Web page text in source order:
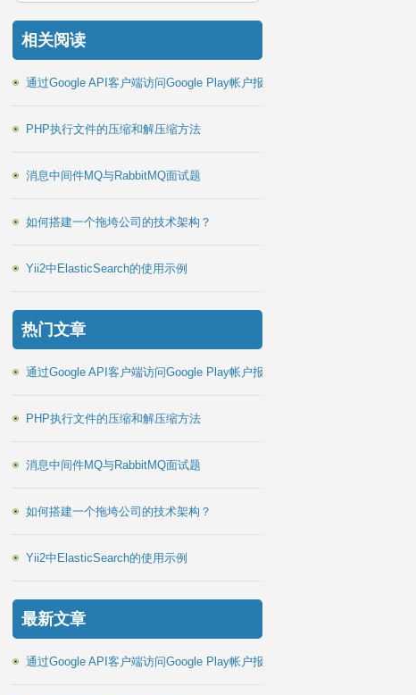
'status=1');
相关阅读
通过Google API客户端访问Google Play帐户报告PHP库
PHP执行文件的压缩和解压缩方法
消息中间件MQ与RabbitMQ面试题
如何搭建一个拖垮公司的技术架构？
Yii2中ElasticSearch的使用示例
热门文章
通过Google API客户端访问Google Play帐户报告PHP库
PHP执行文件的压缩和解压缩方法
消息中间件MQ与RabbitMQ面试题
如何搭建一个拖垮公司的技术架构？
Yii2中ElasticSearch的使用示例
最新文章
通过Google API客户端访问Google Play帐户报告PHP库